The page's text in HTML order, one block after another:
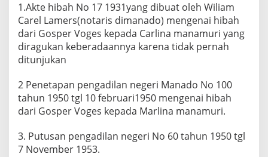
1.Akte hibah No 17 1931yang dibuat oleh Wiliam
Carel Lamers(notaris dimanado) mengenai hibah
dari Gosper Voges kepada Carlina manamuri yang
diragukan keberadaannya karena tidak pernah
ditunjukan
2 Penetapan pengadilan negeri Manado No 100
tahun 1950 tgl 10 februari1950 mengenai hibah
dari Gosper Voges kepada Marlina manamuri.
3. Putusan pengadilan negeri No 60 tahun 1950 tgl
7 November 1953.